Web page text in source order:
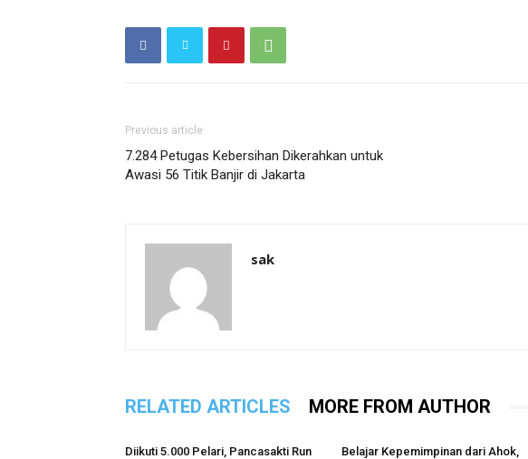
Previous article
7.284 Petugas Kebersihan Dikerahkan untuk
Awasi 56 Titik Banjir di Jakarta
sak
RELATED ARTICLES MORE FROM AUTHOR
Diikuti 5.000 Pelari, Pancasakti Run
Belajar Kepemimpinan dari Ahok,